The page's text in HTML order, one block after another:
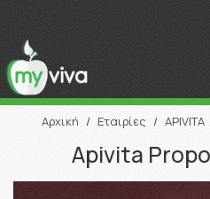
Αρχική / Εταιρίες / APIVITA
Apivita